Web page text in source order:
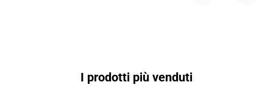
I prodotti più venduti